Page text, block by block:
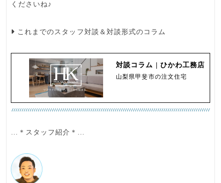
くださいね♪
これまでのスタッフ対談＆対談形式のコラム
対談コラム | ひかわ工務店
山梨県甲斐市の注文住宅
…＊スタッフ紹介＊…